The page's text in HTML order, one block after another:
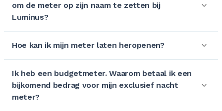
om de meter op zijn naam te zetten bij
Luminus?
Hoe kan ik mijn meter laten heropenen?
Ik heb een budgetmeter. Waarom betaal ik een
bijkomend bedrag voor mijn exclusief nacht
meter?